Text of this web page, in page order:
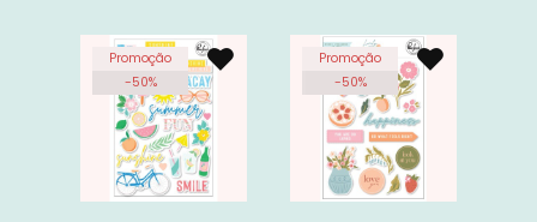
Promoção
-50%
Promoção
-50%